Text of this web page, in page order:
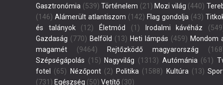
Gasztronómia (539) Történelem (21) Mozi világ (440)
(146) Alámerült atlantiszom (142) Flag gondolja (43)
és talányok(12) Életmód (1) Irodalmi kávéház
Gazdaság (770) Belföld (13) Heti lámpás (459) Mondom
magamét (9464) Rejtőzködő magyarország
Szépségápolás (15) Nagyvilág (1313) Autómánia (61)
fotel
(65) Nézőpont(2) Politika (1588) Kultúra (13)
(731) Egészség (50) Vetítő (30)